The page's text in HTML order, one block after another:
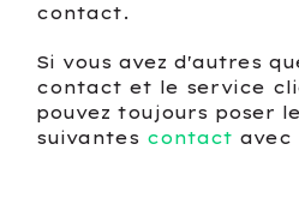
contact.
Si vous avez d'autres
contact et le service
pouvez toujours poser
suivantes contact avec